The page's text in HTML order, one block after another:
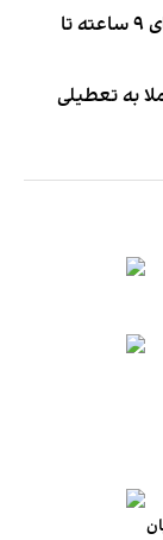
روایت فداکاری‌های محمد صلاح؛ از سفرهای ۹ ساعته تا
به تعطیلی